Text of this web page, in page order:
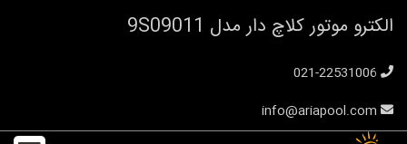
الکترو موتور کلاچ دار مدل 9S09011